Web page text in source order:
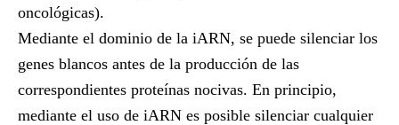
oncológicas).
Mediante el dominio de la iARN, se puede silenciar los
genes blancos antes de la producción de las
correspondientes proteínas nocivas. En principio,
mediante el uso de iARN es posible silenciar cualquier